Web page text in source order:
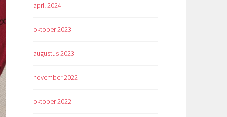
april 2024
oktober 2023
augustus 2023
november 2022
oktober 2022